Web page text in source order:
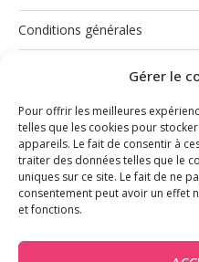
Gérer le
Pour offrir les meilleures
telles que les cookies pour
appareils. Le fait de consentir à
traiter des données telles que le
uniques sur ce site. Le fait de ne
consentement peut avoir un effet
et fonctions.
Conditions générales
Politique de cookies (UE)